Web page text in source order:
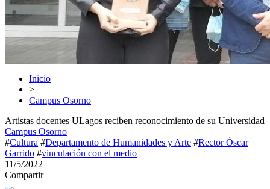
Inicio
>
Campus Osorno
Artistas docentes ULagos reciben reconocimiento de su Universidad
Campus Osorno
#Cultura #Departamento de Humanidades y Arte #Rector Óscar
Garrido #vinculación con el medio
11/5/2022
Compartir